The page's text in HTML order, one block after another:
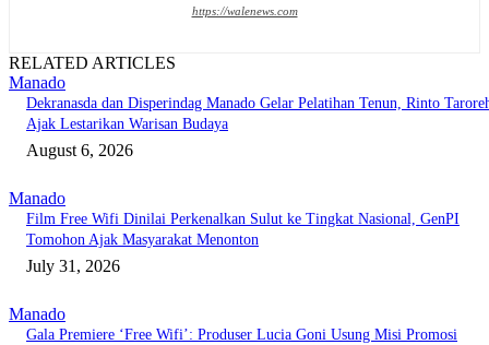
https://walenews.com
RELATED ARTICLES
Manado
Dekranasda dan Disperindag Manado Gelar Pelatihan Tenun, Rinto
Ajak Lestarikan Warisan Budaya
August 6, 2026
Manado
Film Free Wifi Dinilai Perkenalkan Sulut ke Tingkat Nasional, GenPI
Tomohon Ajak Masyarakat Menonton
July 31, 2026
Manado
Gala Premiere ‘Free Wifi’: Produser Lucia Goni Usung Misi Promosi